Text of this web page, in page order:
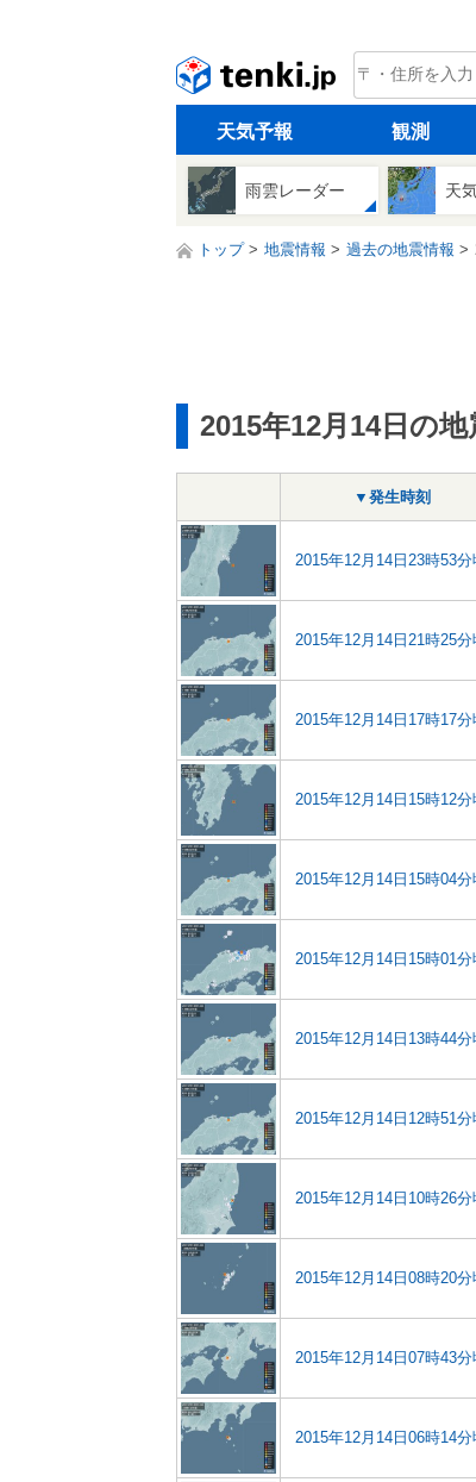
tenki.jp
天気予報 観測
雨雲レーダー 天
トップ 地震情報 過去の地震情報
2015年12月14日の地
▼発生時刻
2015年12月14日23時53分
2015年12月14日21時25分
2015年12月14日17時17分
2015年12月14日15時12分
2015年12月14日15時04分
2015年12月14日15時01分
2015年12月14日13時44分
2015年12月14日12時51分
2015年12月14日10時26分
2015年12月14日08時20分
2015年12月14日07時43分
2015年12月14日06時14分